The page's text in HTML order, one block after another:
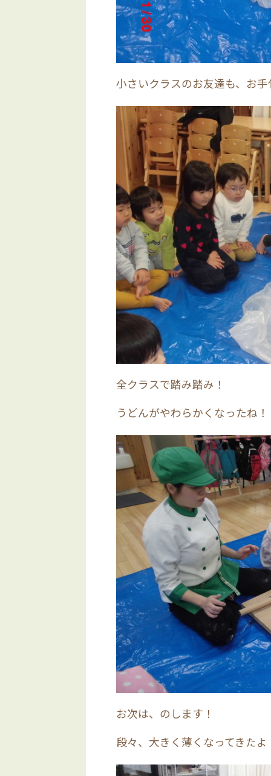
小さいクラスのお友達も、お
全クラスで踏み踏み！
うどんがやわらかくなったね！
お次は、のします！
段々、大きく薄くなってきたよ